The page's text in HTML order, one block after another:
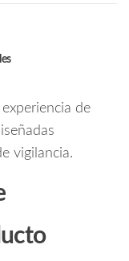
de
vigilancia.